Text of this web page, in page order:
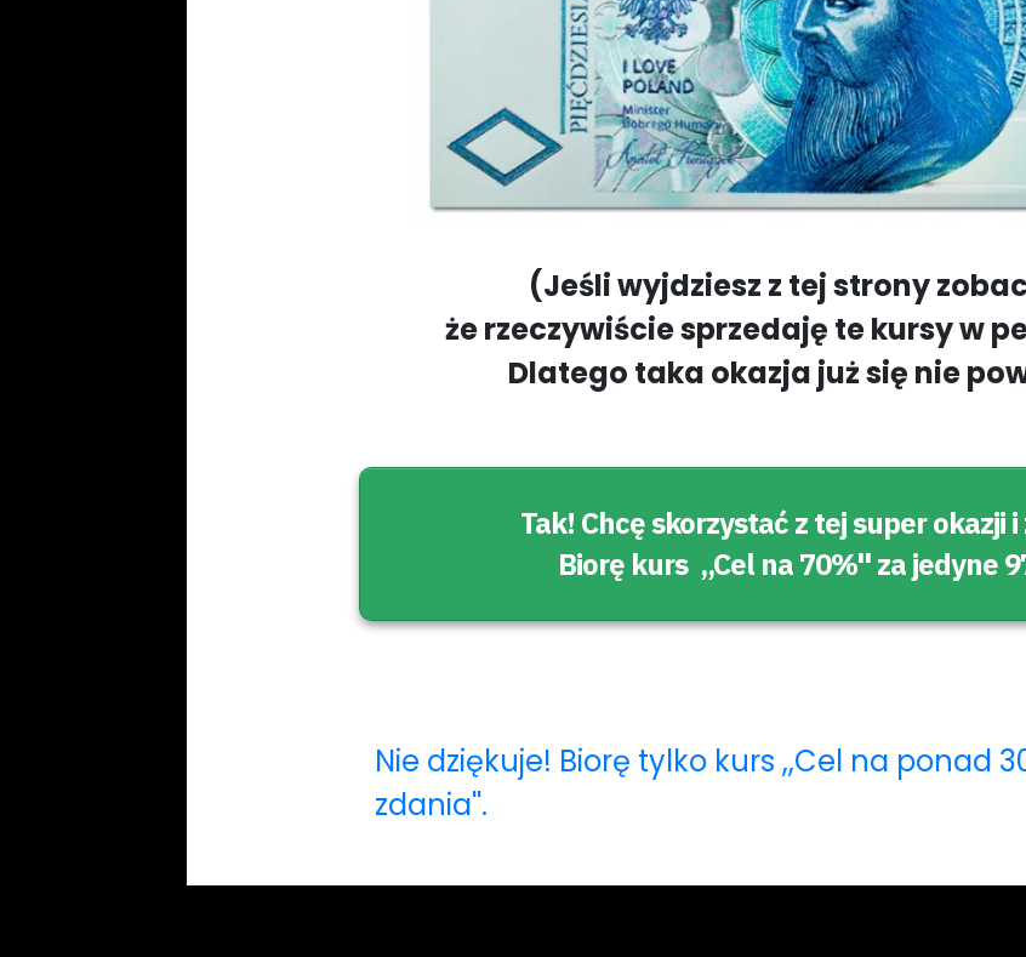
(Jeśli wyjdziesz z tej strony
że rzeczywiście sprzedaję te kursy w
Dlatego taka okazja już się nie
Tak! Chcę skorzystać z tej super okazji
Biorę kurs ,,Cel na 70%'' za jedyne
Nie dziękuje! Biorę tylko kurs ,,Cel na ponad
zdania''.